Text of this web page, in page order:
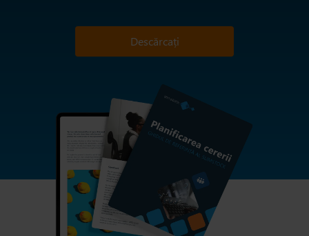
Descărcați